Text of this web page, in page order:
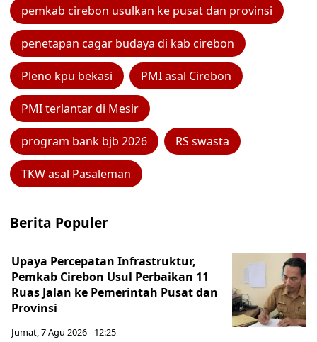
pemkab cirebon usulkan ke pusat dan provinsi
penetapan cagar budaya di kab cirebon
Pleno kpu bekasi PMI asal Cirebon
PMI terlantar di Mesir
program bank bjb 2026 RS swasta
TKW asal Pasaleman
Berita Populer
Upaya Percepatan Infrastruktur,
Pemkab Cirebon Usul Perbaikan 11
Ruas Jalan ke Pemerintah Pusat dan
Provinsi
Jumat, 7 Agu 2026 - 12:25